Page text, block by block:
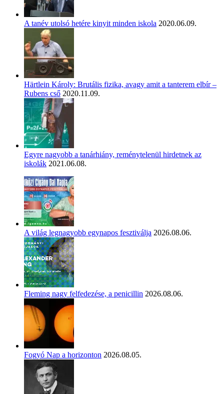
A tanév utolsó hetére kinyit minden iskola 2020.06.09.
Härtlein Károly: Brutális fizika, avagy amit a tanterem elbír –
Rubens cső 2020.11.09.
Egyre nagyobb a tanárhiány, reménytelenül hirdetnek az
iskolák 2021.06.08.
A világ legnagyobb egynapos fesztiválja 2026.08.06.
Fleming nagy felfedezése, a penicillin 2026.08.06.
Fogyó Nap a horizonton 2026.08.05.